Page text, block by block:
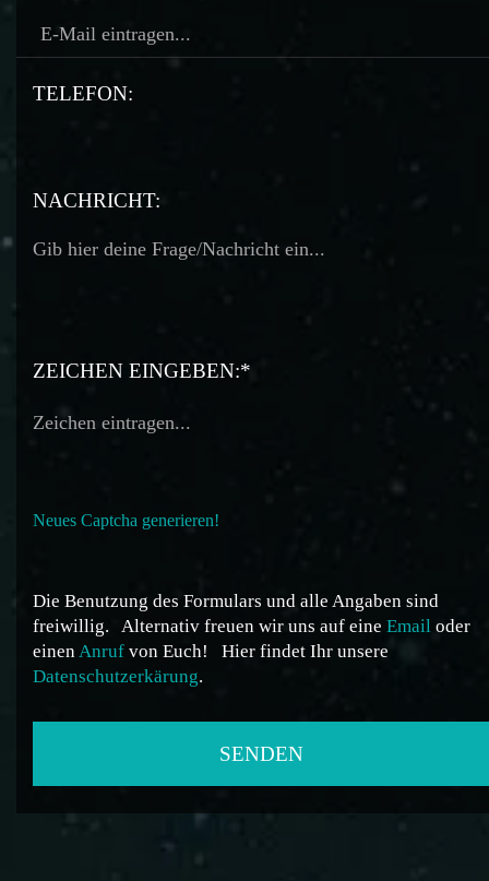
TELEFON:
TELEFON:
NACHRICHT:
ZEICHEN EINGEBEN:*
Neues Captcha generieren!
Die Benutzung des Formulars und alle Angaben sind
freiwillig.
Alternativ freuen wir uns auf eine Email oder
einenAnruf von Euch!
Hier findet Ihr unsere
Datenschutzerkärung.